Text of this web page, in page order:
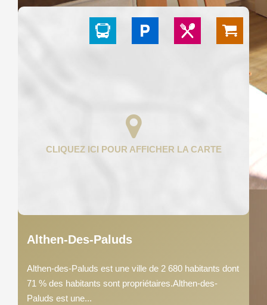
Althen-Des-Paluds
Althen-des-Paluds est une ville de 2 680 habitants dont
71 % des habitants sont propriétaires.Althen-des-
Paluds est une...